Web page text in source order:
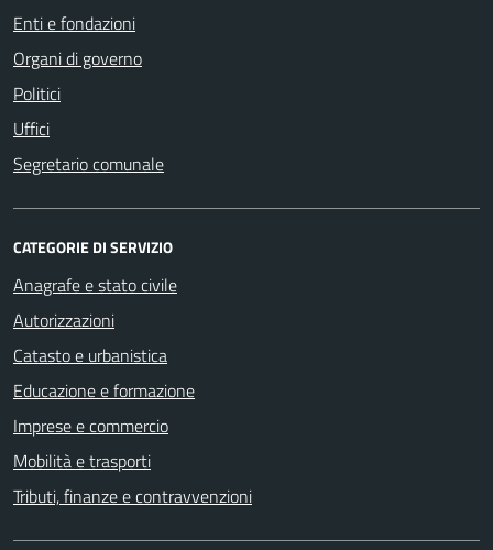
Enti e fondazioni
Organi di governo
Politici
Uffici
Segretario comunale
CATEGORIE DI SERVIZIO
Anagrafe e stato civile
Autorizzazioni
Catasto e urbanistica
Educazione e formazione
Imprese e commercio
Mobilità e trasporti
Tributi, finanze e contravvenzioni